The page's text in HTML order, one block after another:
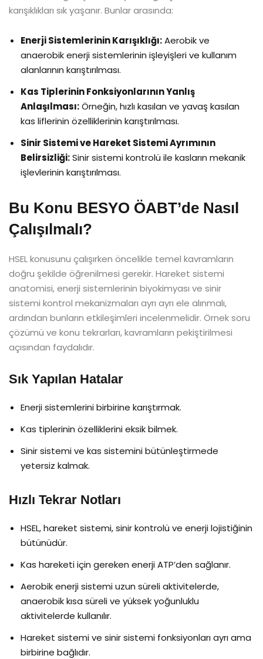
karışıklıkları sık yaşanır. Bunlar arasında:
Enerji Sistemlerinin Karışıklığı:Aerobik ve
anaerobik enerji sistemlerinin işleyişleri ve kullanım
alanlarının karıştırılması.
Kas Tiplerinin Fonksiyonlarının Yanlış
Anlaşılması:Örneğin, hızlı kasılan ve yavaş kasılan
kas liflerinin özelliklerinin karıştırılması.
Sinir Sistemi ve Hareket Sistemi Ayrımının
Belirsizliği:Sinir sistemi kontrolü ile kasların mekanik
işlevlerinin karıştırılması.
Bu Konu BESYO ÖABT’de Nasıl
Çalışılmalı?
HSEL konusunu çalışırken öncelikle temel kavramların
doğru şekilde öğrenilmesi gerekir. Hareket sistemi
anatomisi, enerji sistemlerinin biyokimyası ve sinir
sistemi kontrol mekanizmaları ayrı ayrı ele alınmalı,
ardından bunların etkileşimleri incelenmelidir. Örnek soru
çözümü ve konu tekrarları, kavramların pekiştirilmesi
açısından faydalıdır.
Sık Yapılan Hatalar
Enerji sistemlerini birbirine karıştırmak.
Kas tiplerinin özelliklerini eksik bilmek.
Sinir sistemi ve kas sistemini bütünleştirmede
yetersiz kalmak.
Hızlı Tekrar Notları
HSEL, hareket sistemi, sinir kontrolü ve enerji lojistiğinin
bütünüdür.
Kas hareketi için gereken enerji ATP’den sağlanır.
Aerobik enerji sistemi uzun süreli aktivitelerde,
anaerobik kısa süreli ve yüksek yoğunluklu
aktivitelerde kullanılır.
Hareket sistemi ve sinir sistemi fonksiyonları ayrı ama
birbirine bağlıdır.